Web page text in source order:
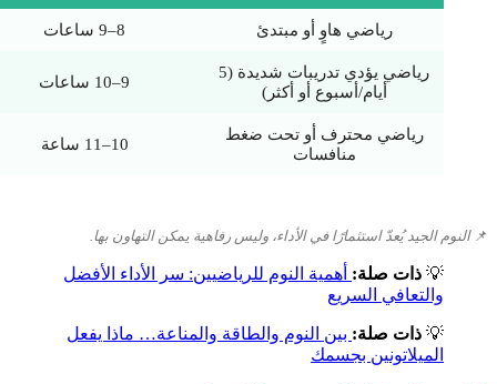
رياضي هاوٍ أو مبتدئ 8–9 ساعات
رياضي يؤدي تدريبات شديدة (5
أيام/أسبوع أو أكثر)
9–10 ساعات
رياضي محترف أو تحت ضغط
منافسات
10–11 ساعة
📌النوم الجيد يُعدّ استثمارًا في الأداء، وليس رفاهية يمكن التهاون بها.
💡 ذات صلة: أهمية النوم للرياضيين: سر الأداء الأفضل
والتعافي السريع
💡 ذات صلة: بين النوم والطاقة والمناعة… ماذا يفعل
الميلاتونين بجسمك